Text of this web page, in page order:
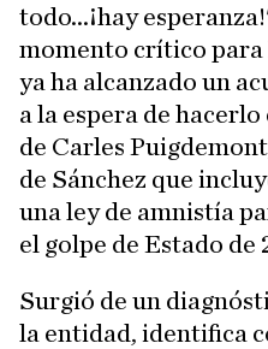
todo...¡hay
momento crítico para
ya ha alcanzado un
a la espera de
de Carles
de Sánchez que
una ley de amnistía
el golpe de Estado de
Surgió de un
la entidad, identifica